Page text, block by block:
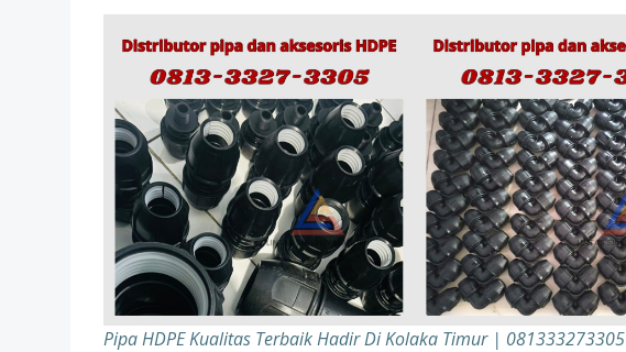
Pipa HDPE Kualitas Terbaik Hadir Di Kolaka Timur | 081333273305